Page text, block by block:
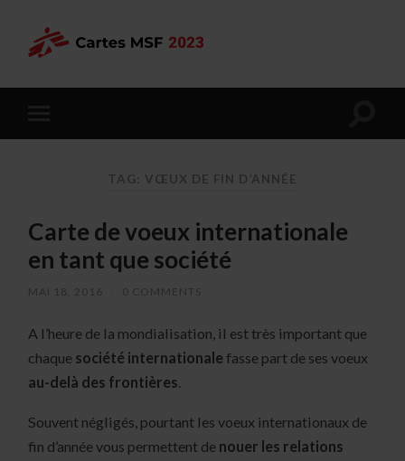
TAG: VŒUX DE FIN D’ANNÉE
Carte de voeux internationale
en tant que société
MAI 18, 2016 0 COMMENTS
A l’heure de la mondialisation, il est très important que
chaque société internationale fasse part de ses voeux
au-delà des frontières
Souvent négligés, pourtant les voeux internationaux de
fin d’année vous permettent de nouer les relations